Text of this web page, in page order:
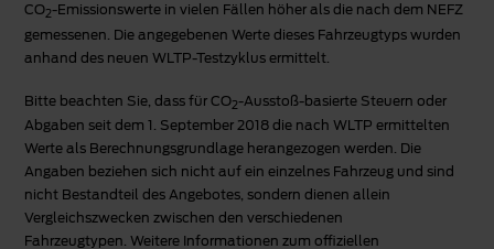
CO2-Emissionswerte in vielen Fällen höher als die nach dem NEFZ
gemessenen. Die angegebenen Werte dieses Fahrzeugtyps wurden
anhand des neuen WLTP-Testzyklus ermittelt.
Bitte beachten Sie, dass für CO2-Ausstoß-basierte Steuern oder
Abgaben seit dem 1. September 2018 die nach WLTP ermittelten
Werte als Berechnungsgrundlage herangezogen werden. Die
Angaben beziehen sich nicht auf ein einzelnes Fahrzeug und sind
nicht Bestandteil des Angebotes, sondern dienen allein
Vergleichszwecken zwischen den verschiedenen
Fahrzeugtypen. Weitere Informationen zum offiziellen